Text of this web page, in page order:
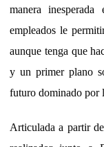
manera
empleados le
aunque tenga que
y un primer plano
futuro dominado por
Articulada a partir